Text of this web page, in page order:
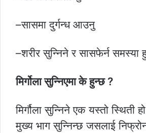
–सासमा दुर्गन्ध आउनु
–शरीर सुन्निने र सासफेर्न समस्या
मिर्गोला सुन्निएमा के हुन्छ ?
मिर्गौला सुन्निने एक यस्तो स्थिती
मुख्य भाग सुन्निन्छ जसलाई